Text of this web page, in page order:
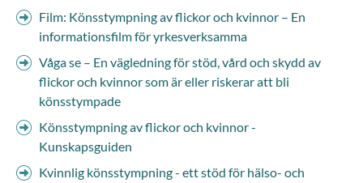
Film: Könsstympning av flickor och kvinnor – En
informationsfilm för yrkesverksamma
Våga se – En vägledning för stöd, vård och skydd av
flickor och kvinnor som är eller riskerar att bli
könsstympade
Könsstympning av flickor och kvinnor -
Kunskapsguiden
Kvinnlig könsstympning - ett stöd för hälso- och